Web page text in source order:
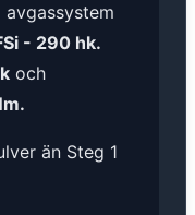
- 290 hk.
och
än Steg 1